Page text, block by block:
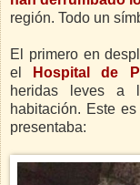
región. Todo un
El primero en
el
Hospital de
heridas leves a
habitación. Este
presentaba: